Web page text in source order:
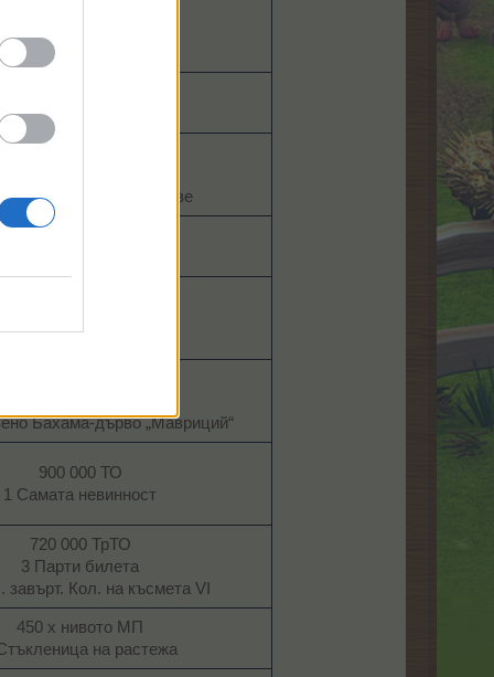
1 Камък на мъдростта​
20 Спец. тор на Мими​
от редки плодове​
1 Мармалад от гуава​
Бахама-дърво „Мавриций“​
900 000 ТО
1 Самата невинност​
720 000 ТрТО
3 Парти билета
завърт. Кол. на късмета VI​
450 х нивото МП
на растежа​